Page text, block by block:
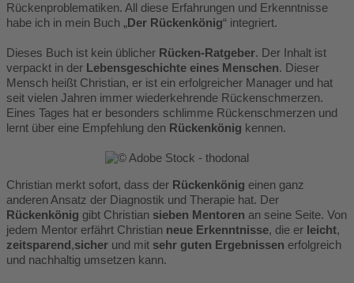
Rückenproblematiken. All diese Erfahrungen und Erkenntnisse
habe ich in mein Buch „Der Rückenkönig“ integriert.
Dieses Buch ist kein üblicher Rücken-Ratgeber. Der Inhalt ist
verpackt in der Lebensgeschichte eines Menschen. Dieser
Mensch heißt Christian, er ist ein erfolgreicher Manager und hat
seit vielen Jahren immer wiederkehrende Rückenschmerzen.
Eines Tages hat er besonders schlimme Rückenschmerzen und
lernt über eine Empfehlung den Rückenkönig kennen.
Christian merkt sofort, dass der Rückenkönig einen ganz
anderen Ansatz der Diagnostik und Therapie hat. Der
Rückenkönig gibt Christian sieben Mentoren an seine Seite. Von
jedem Mentor erfährt Christian neue Erkenntnisse, die er leicht,
zeitsparend ,sicher und mit sehr guten Ergebnissen erfolgreich
und nachhaltig umsetzen kann.